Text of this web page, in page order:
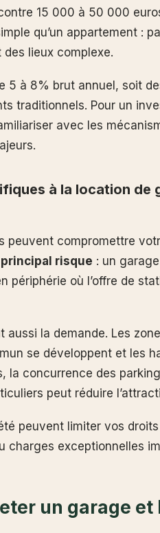
15 000 à 50 000
qu’un appartement :
des lieux complexe.
5 à 8% brut annuel, soit
traditionnels. Pour un
avec les
à la location de
peuvent compromettre
risque : un
périphérie où l’offre de
aussi la demande. Les
se développent et les
la concurrence des
peut réduire
peuvent limiter vos
charges exceptionnelles
un garage et